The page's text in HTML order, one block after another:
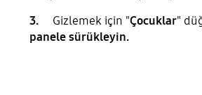
3. Gizlemek için "Çocuklar"
panele sürükleyin.